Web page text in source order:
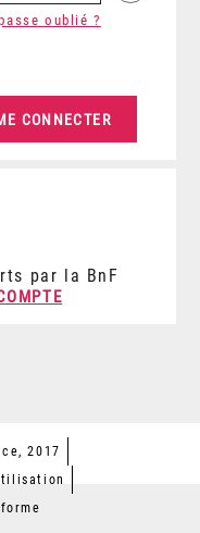
oublié ?
par la BnF
2017